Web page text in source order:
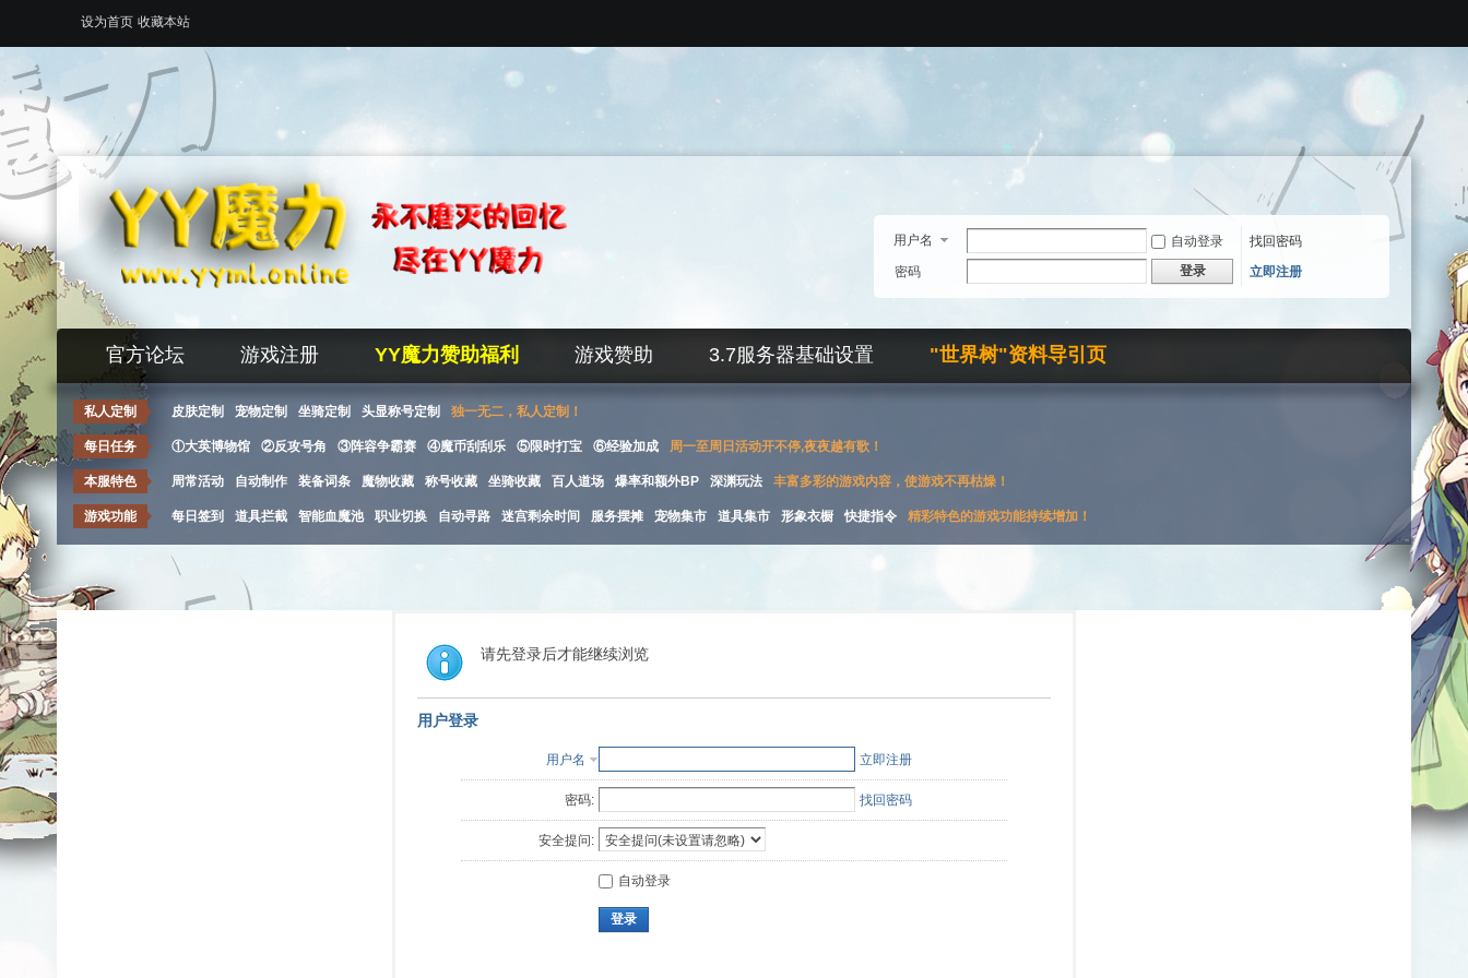
设为首页 收藏本站
用户名 自动登录
找回密码
密码
登录 立即注册
官方论坛 游戏注册 YY魔力赞助福利 游戏赞助 3.7服务器基础设置 "世界树"资料导引页
私人定制 皮肤定制 宠物定制 坐骑定制 头显称号定制 独一无二，私人定制！
每日任务 ①大英博物馆 ②反攻号角 ③阵容争霸赛 ④魔币刮刮乐 ⑤限时打宝 ⑥经验加成 周一至周日活动开不停,夜夜越有歌！
本服特色 周常活动 自动制作 装备词条 魔物收藏 称号收藏 坐骑收藏 百人道场 爆率和额外BP 深渊玩法 丰富多彩的游戏内容，使游戏不再枯燥！
游戏功能 每日签到 道具拦截 智能血魔池 职业切换 自动寻路 迷宫剩余时间 服务摆摊 宠物集市 道具集市 形象衣橱 快捷指令 精彩特色的游戏功能持续增加！
请先登录后才能继续浏览
用户登录
用户名 立即注册
密码: 找回密码
安全提问:
自动登录
登录